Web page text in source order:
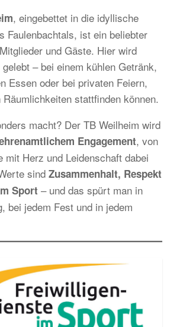
, eingebettet in die idyllische
Faulenbachtals, ist ein beliebter
und Gäste. Hier wird
– bei einem kühlen Getränk,
Essen oder bei privaten Feiern,
stattfinden können.
macht? Der TB Weilheim wird
Engagement, von
mit Herz und Leidenschaft dabei
sind Zusammenhalt, Respekt
Sport – und das spürt man in
bei jedem Fest und in jedem